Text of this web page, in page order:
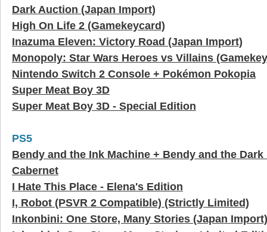
Dark Auction (Japan Import)
High On Life 2 (Gamekeycard)
Inazuma Eleven: Victory Road (Japan Import)
Monopoly: Star Wars Heroes vs Villains
Nintendo Switch 2 Console + Pokémon Pokopia
Super Meat Boy 3D
Super Meat Boy 3D - Special Edition
PS5
Bendy and the Ink Machine + Bendy and the
Cabernet
I Hate This Place - Elena's Edition
I, Robot (PSVR 2 Compatible) (Strictly Limited)
Inkonbini: One Store, Many Stories (Japan Import)